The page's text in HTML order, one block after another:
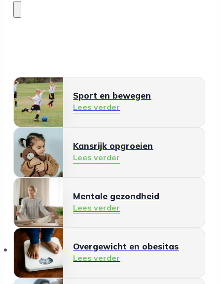
Sport en bewegen
Lees verder
Kansrijk opgroeien
Lees verder
Mentale gezondheid
Lees verder
Overgewicht en obesitas
Lees verder
Organisaties